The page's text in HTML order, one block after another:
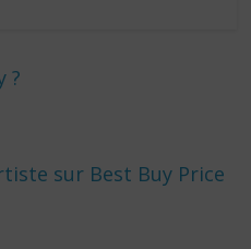
?
sur Best Buy Price